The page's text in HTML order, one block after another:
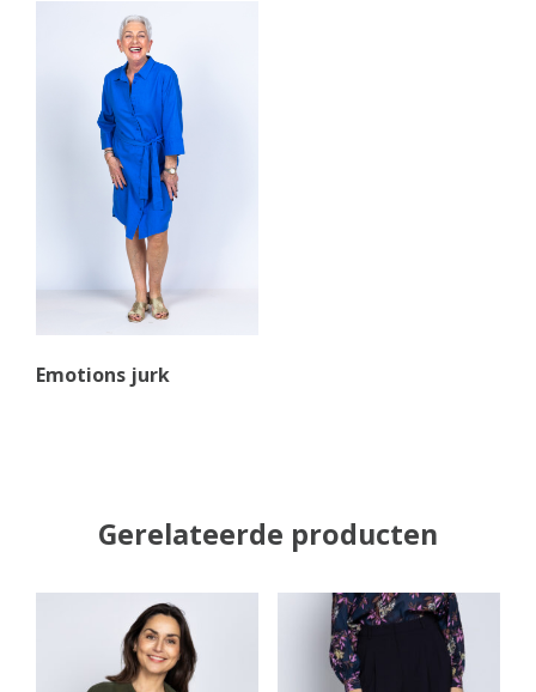
Emotions jurk
Gerelateerde producten